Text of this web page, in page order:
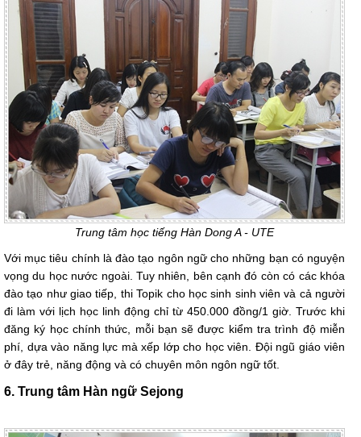
Trung tâm học tiếng Hàn Dong A - UTE
Với mục tiêu chính là đào tạo ngôn ngữ cho những bạn có nguyện
vọng du học nước ngoài. Tuy nhiên, bên cạnh đó còn có các khóa
đào tạo như giao tiếp, thi Topik cho học sinh sinh viên và cả người
đi làm với lịch học linh động chỉ từ 450.000 đồng/1 giờ. Trước khi
đăng ký học chính thức, mỗi bạn sẽ được kiểm tra trình độ miễn
phí, dựa vào năng lực mà xếp lớp cho học viên. Đội ngũ giáo viên
ở đây trẻ, năng động và có chuyên môn ngôn ngữ tốt.
6. Trung tâm Hàn ngữ Sejong